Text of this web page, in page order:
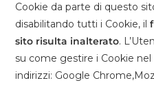
Cookie da parte di questo
disabilitando tutti i Cookie, il
sito risulta inalterato.
su come gestire i Cookie
indirizzi: Google